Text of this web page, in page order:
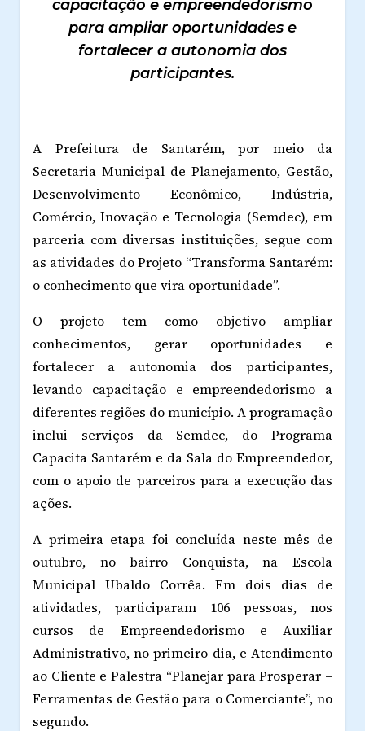
capacitação e empreendedorismo
para ampliar oportunidades e
fortalecer a autonomia dos
participantes.
A Prefeitura de Santarém, por meio da
Secretaria Municipal de Planejamento, Gestão,
Desenvolvimento Econômico, Indústria,
Comércio, Inovação e Tecnologia (Semdec), em
parceria com diversas instituições, segue com
as atividades do Projeto “Transforma Santarém:
o conhecimento que vira oportunidade”.
O projeto tem como objetivo ampliar
conhecimentos, gerar oportunidades e
fortalecer a autonomia dos participantes,
levando capacitação e empreendedorismo a
diferentes regiões do município. A programação
inclui serviços da Semdec, do Programa
Capacita Santarém e da Sala do Empreendedor,
com o apoio de parceiros para a execução das
ações.
A primeira etapa foi concluída neste mês de
outubro, no bairro Conquista, na Escola
Municipal Ubaldo Corrêa. Em dois dias de
atividades, participaram 106 pessoas, nos
cursos de Empreendedorismo e Auxiliar
Administrativo, no primeiro dia, e Atendimento
ao Cliente e Palestra “Planejar para Prosperar –
Ferramentas de Gestão para o Comerciante”, no
segundo.